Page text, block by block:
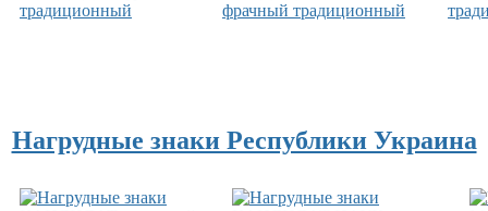
Нагрудные знаки Республики Украина